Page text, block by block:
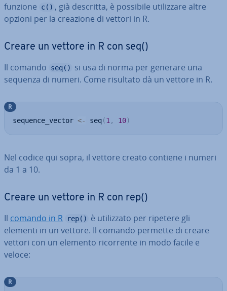
funzione
c() , già descritta, è possibile uti­liz­za­re altre
opzioni per la creazione di vettori in R.
Creare un vettore in R con seq()
Il comando seq()
si usa di norma per generare una
sequenza di numeri. Come risultato dà un vettore in R.
sequence_vector <- seq(1 , 10)
R
Nel codice qui sopra, il vettore creato contiene i numeri
da 1 a 10.
Creare un vettore in R con rep()
Il comando in R rep()
è uti­liz­za­to per ripetere gli
elementi in un vettore. Il comando permette di creare
vettori con un elemento ri­cor­ren­te in modo facile e
veloce:
R